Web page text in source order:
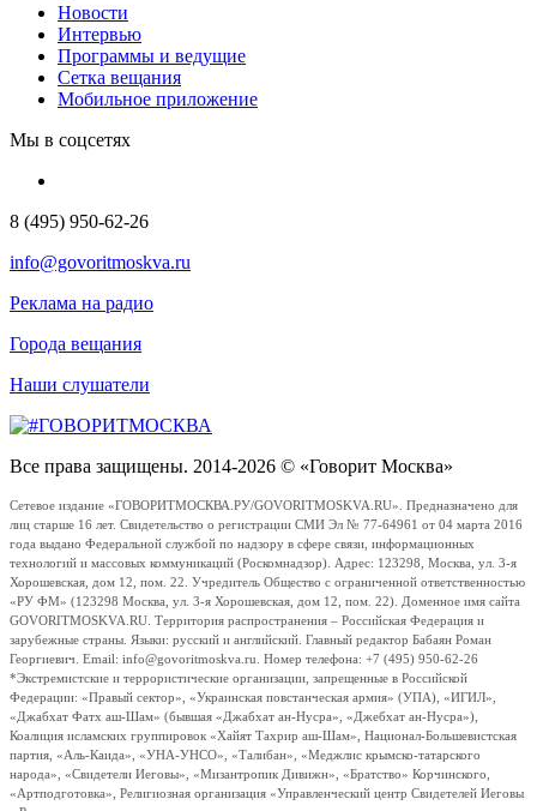
Новости
Интервью
Программы и ведущие
Сетка вещания
Мобильное приложение
Мы в соцсетях
8 (495) 950-62-26
info@govoritmoskva.ru
Реклама на радио
Города вещания
Наши слушатели
Все права защищены. 2014-2026 © «Говорит Москва»
Сетевое издание «ГОВОРИТМОСКВА.РУ/GOVORITMOSKVA.RU». Предназначено для
лиц старше 16 лет. Свидетельство о регистрации СМИ Эл № 77-64961 от 04 марта 2016
года выдано Федеральной службой по надзору в сфере связи, информационных
технологий и массовых коммуникаций (Роскомнадзор). Адрес: 123298, Москва, ул. 3-я
Хорошевская, дом 12, пом. 22. Учредитель Общество с ограниченной ответственностью
«РУ ФМ» (123298 Москва, ул. 3-я Хорошевская, дом 12, пом. 22). Доменное имя сайта
GOVORITMOSKVA.RU. Территория распространения – Российская Федерация и
зарубежные страны. Языки: русский и английский. Главный редактор Бабаян Роман
Георгиевич. Email: info@govoritmoskva.ru. Номер телефона: +7 (495) 950-62-26
*Экстремистские и террористические организации, запрещенные в Российской
Федерации: «Правый сектор», «Украинская повстанческая армия» (УПА), «ИГИЛ»,
«Джабхат Фатх аш-Шам» (бывшая «Джабхат ан-Нусра», «Джебхат ан-Нусра»),
Коалиция исламских группировок «Хайят Тахрир аш-Шам», Национал-Большевистская
партия, «Аль-Каида», «УНА-УНСО», «Талибан», «Меджлис крымско-татарского
народа», «Свидетели Иеговы», «Мизантропик Дивижн», «Братство» Корчинского,
«Артподготовка», Религиозная организация «Управленческий центр Свидетелей Иеговы